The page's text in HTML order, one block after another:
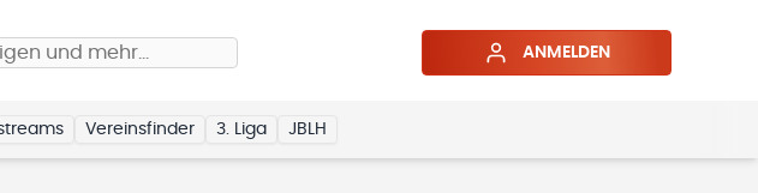
und mehr… ANMELDEN
Vereinsfinder 3. Liga JBLH